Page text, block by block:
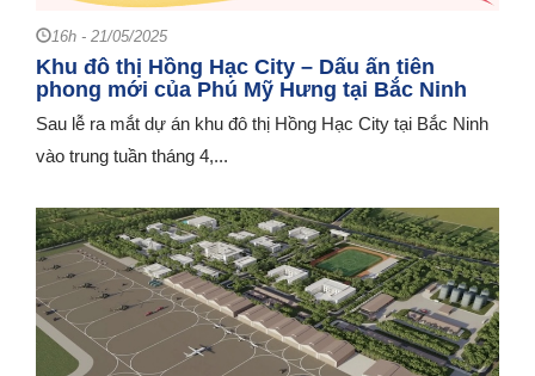
16h - 21/05/2025
Khu đô thị Hồng Hạc City – Dấu ấn tiên
phong mới của Phú Mỹ Hưng tại Bắc Ninh
Sau lễ ra mắt dự án khu đô thị Hồng Hạc City tại Bắc Ninh
vào trung tuần tháng 4,...